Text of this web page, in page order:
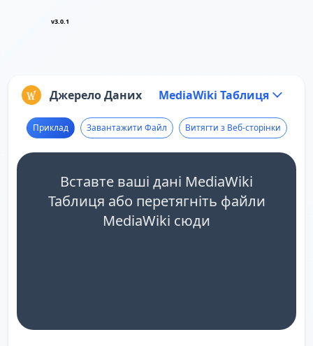
v3.0.1
Джерело Даних MediaWiki Таблиця
Приклад Завантажити Файл Витягти з Веб-сторінки
Вставте ваші дані MediaWiki
Таблиця або перетягніть файли
MediaWiki сюди